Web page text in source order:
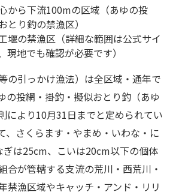
から下流100mの区域（あゆの投
とり釣の禁漁区）
堰の禁漁区（詳細な範囲は公式サイ
現地でも確認が必要です）
の引っかけ漁法）は全区域・通年で
の投網・掛釣・擬似おとり釣（あゆ
により10月31日までと定められてい
、さくらます・やまめ・いわな・に
ぎは25cm、こいは20cm以下の個体
合が管轄する支流の荒川・西荒川・
禁漁区域やキャッチ・アンド・リリ